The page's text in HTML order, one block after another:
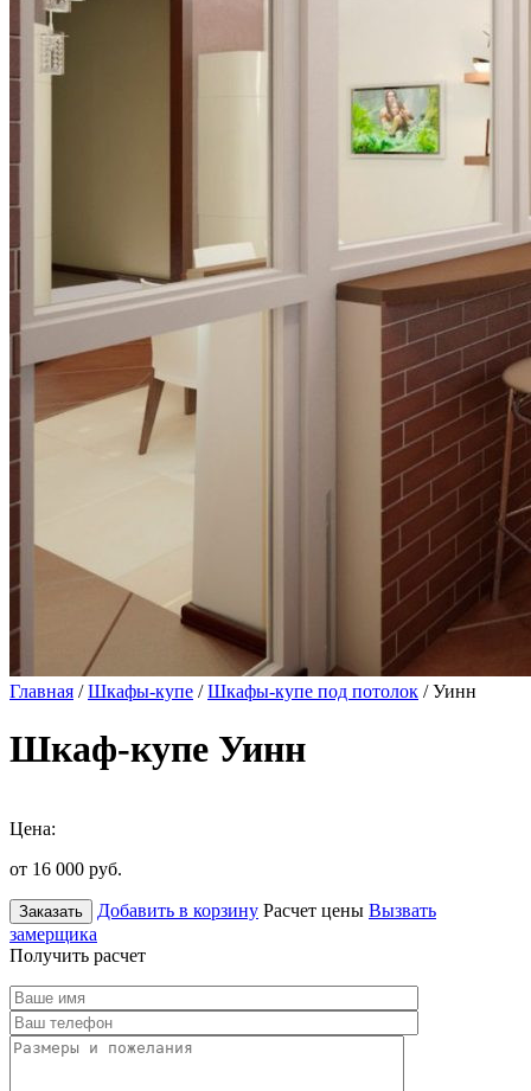
Главная /Шкафы-купе /Шкафы-купе под потолок / Уинн
Шкаф-купе Уинн
Цена:
от 16 000 руб.
Заказать Добавить в корзину Расчет цены Вызвать
замерщика
Получить расчет